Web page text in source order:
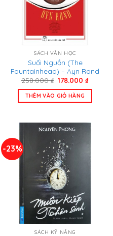
SÁCH VĂN HỌC
Suối Nguồn (The
Fountainhead) – Ayn Rand
258.000₫ Giá
là:
258.000 ₫.
178.000₫Giá
tại
THÊM VÀO GIỎ HÀNG
-23%
SÁCH KỸ NĂNG